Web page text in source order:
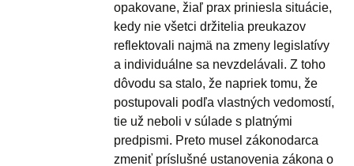
opakovane, žiaľ prax priniesla situácie,
kedy nie všetci držitelia preukazov
reflektovali najmä na zmeny legislatívy
a individuálne sa nevzdelávali. Z toho
dôvodu sa stalo, že napriek tomu, že
postupovali podľa vlastných vedomostí,
tie už neboli v súlade s platnými
predpismi. Preto musel zákonodarca
zmeniť príslušné ustanovenia zákona o